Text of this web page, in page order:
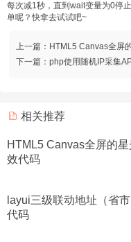
每次减1秒，直到wait变量为0停
单呢？快拿去试试吧~
上一篇： HTML5 Canvas全屏
下一篇： php使用随机IP采集
相关推荐
HTML5 Canvas全屏的
效代码
layui三级联动地址（省
代码